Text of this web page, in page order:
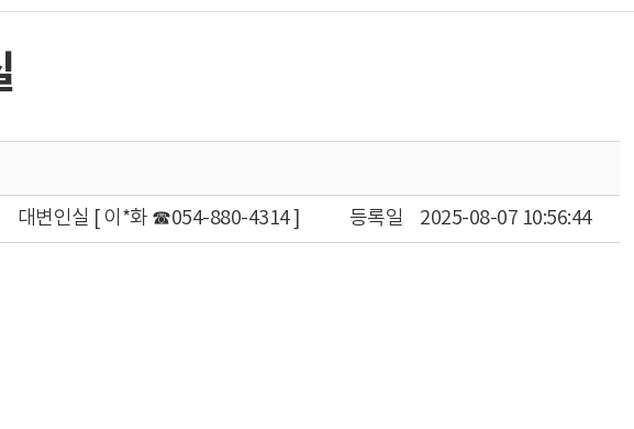
등록일 2025-08-07 10:56:44
대변인실 [ 이*화 ☎054-880-4314 ]